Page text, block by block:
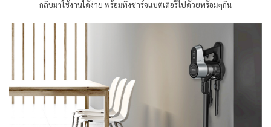
กลับมาใช้งานได้ง่าย พร้อมทั้งชาร์จแบตเตอรี่ไปด้วยพร้อมๆกัน